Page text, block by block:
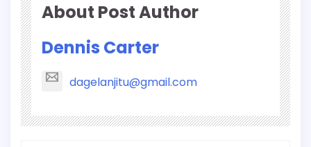
About Post Author
Dennis Carter
dagelanjitu@gmail.com